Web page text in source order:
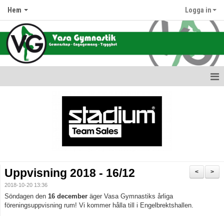
Hem Logga in
Terminsdata & Grupper
Avgifter
>
<
Uppvisning 2018 - 16/12
2018-10-20 13:36
Söndagen den 16 december äger Vasa Gymnastiks årliga
föreningsuppvisning rum! Vi kommer hålla till i Engelbrektshallen.